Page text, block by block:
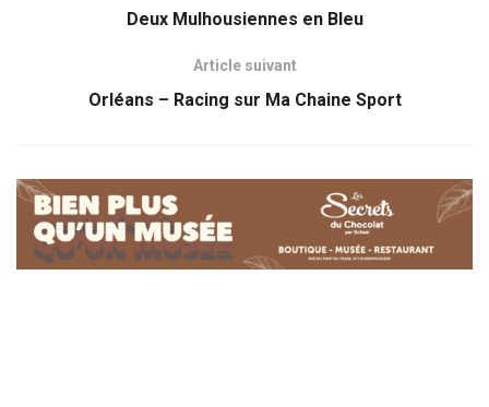
Deux Mulhousiennes en Bleu
Article suivant
Orléans – Racing sur Ma Chaine Sport